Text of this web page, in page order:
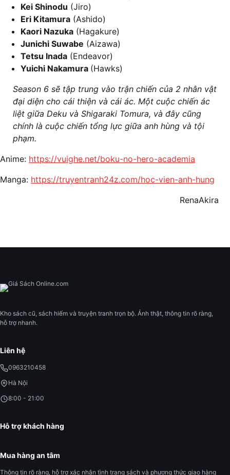
Kei Shinodu (Jiro)
Eri Kitamura (Ashido)
Kaori Nazuka (Hagakure)
Junichi Suwabe (Aizawa)
Tetsu Inada (Endeavor)
Yuichi Nakamura (Hawks)
Season 6 sẽ tập trung vào trận chiến của 2 nhân vật
đại diện cho cái thiện và cái ác. Một cuộc chiến ác
liệt giữa Deku và Shigaraki Tomura, và đây cũng
chính là cuộc chiến tổng lực giữa anh hùng và tội
phạm.
Anime: https://vuighe.net/boku-no-hero-academia
Manga: https://truyentranh24z.com/hoc-vien-anh-hung
RenaAkira
Kho sách cũ, sách hiếm và truyện tranh trọn bộ. Ảnh thật, thông tin rõ ràng,
hỗ trợ nhanh.
Liên hệ
0963210458
Hà Nội
8:00 - 21:00
Hỗ trợ khách hàng
Mua hàng an tâm
Thông tin rõ ràng, hỗ trợ xác nhận tình trạng sách và phương thức giao hàng